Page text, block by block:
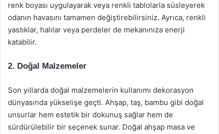
renk boyası uygulayarak veya renkli tablolarla süsleyerek
odanın havasını tamamen değiştirebilirsiniz. Ayrıca, renkli
yastıklar, halılar veya perdeler de mekanınıza enerji
katabilir.
2. Doğal Malzemeler
Son yıllarda doğal malzemelerin kullanımı dekorasyon
dünyasında yükselişe geçti. Ahşap, taş, bambu gibi doğal
unsurlar hem estetik bir dokunuş sağlar hem de
sürdürülebilir bir seçenek sunar. Doğal ahşap masa ve